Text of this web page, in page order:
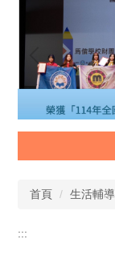
首頁 生活輔
:::